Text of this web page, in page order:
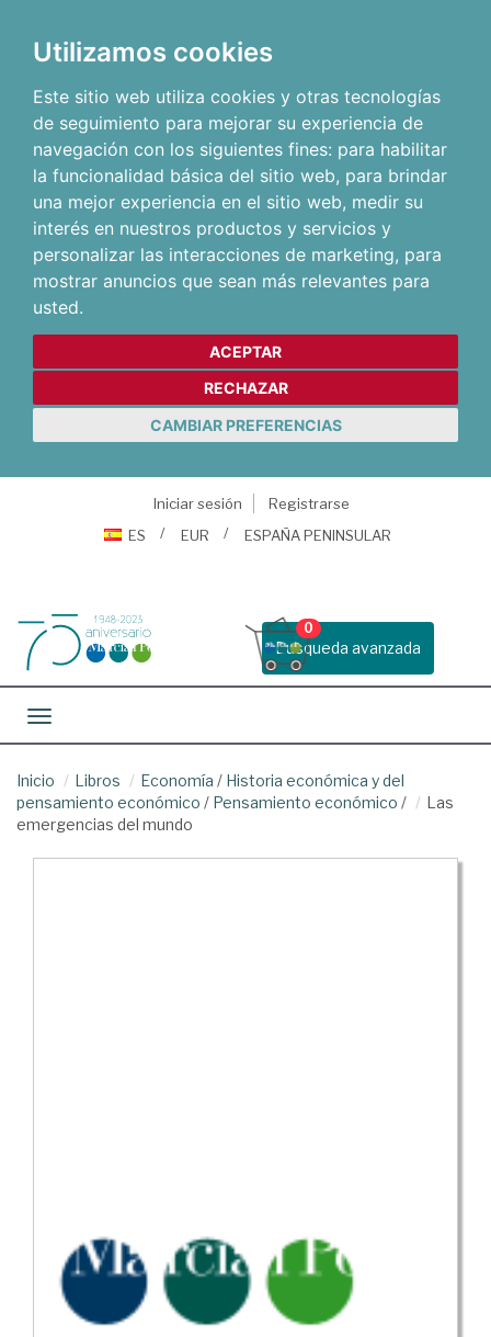
Utilizamos cookies
Este sitio web utiliza cookies y otras tecnologías
de seguimiento para mejorar su experiencia de
navegación con los siguientes fines: para habilitar
la funcionalidad básica del sitio web, para brindar
una mejor experiencia en el sitio web, medir su
interés en nuestros productos y servicios y
personalizar las interacciones de marketing, para
mostrar anuncios que sean más relevantes para
usted.
ACEPTAR
RECHAZAR
CAMBIAR PREFERENCIAS
Iniciar sesión
Registrarse
ES
EUR ESPAÑA PENINSULAR
Busqueda avanzada
0
Toggle navigation
Inicio Libros Economía / Historia económica y del
pensamiento económico / Pensamiento económico /
Las
emergencias del mundo